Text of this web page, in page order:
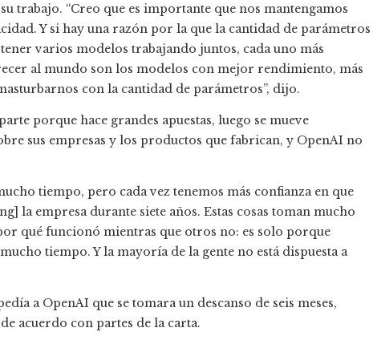
trabajo. “Creo que es importante que nos mantengamos
Y si hay una razón por la que la cantidad de parámetros
varios modelos trabajando juntos, cada uno más
al mundo son los modelos con mejor rendimiento, más
con la cantidad de parámetros”, dijo.
porque hace grandes apuestas, luego se mueve
sus empresas y los productos que fabrican, y OpenAI no
tiempo, pero cada vez tenemos más confianza en que
la empresa durante siete años. Estas cosas toman mucho
qué funcionó mientras que otros no: es solo porque
tiempo. Y la mayoría de la gente no está dispuesta a
a OpenAI que se tomara un descanso de seis meses,
acuerdo con partes de la carta.